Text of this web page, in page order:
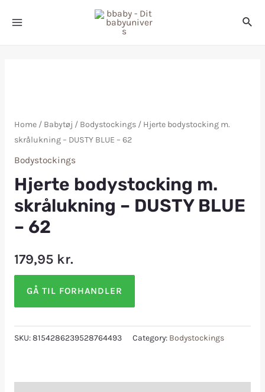
Home/ Babytøj / Bodystockings/ Hjerte bodystocking m.
skrålukning – DUSTY BLUE – 62
Bodystockings
Hjerte bodystocking m.
skrålukning – DUSTY BLUE
– 62
179,95 kr.
GÅ TIL FORHANDLER
SKU:8154286239528764493 Category: Bodystockings